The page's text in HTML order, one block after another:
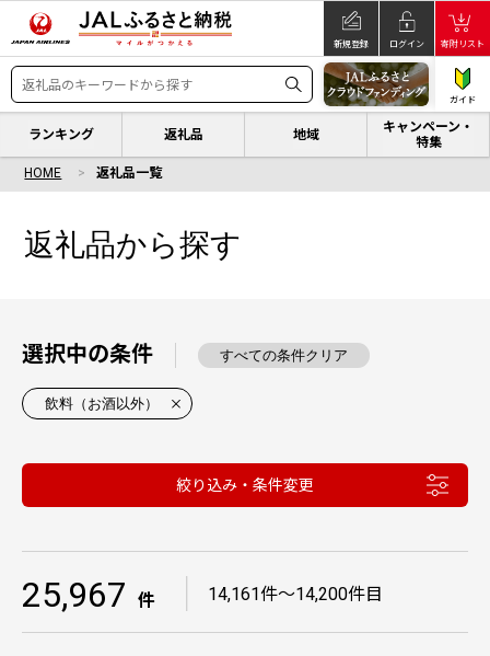
新規登録 ログイン 寄附リスト
ガイド
ランキング 返礼品 地域
キャンペーン・
特集
HOME 返礼品一覧
返礼品から探す
選択中の条件 すべての条件クリア
飲料（お酒以外）
絞り込み・条件変更
25,967 件 14,161件〜14,200件目